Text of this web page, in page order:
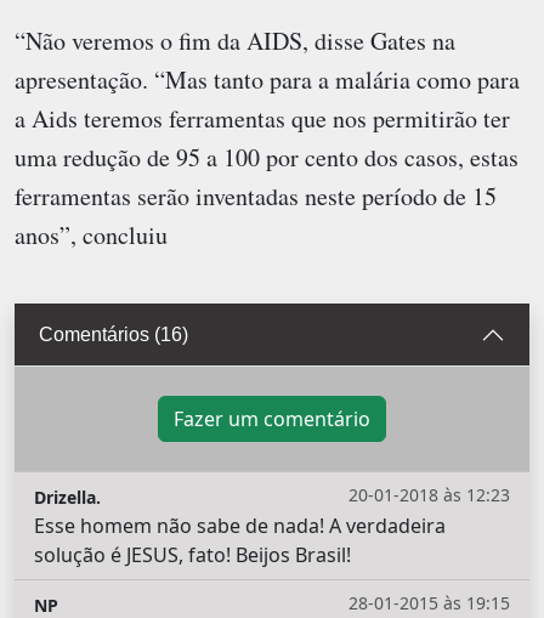
“Não veremos o fim da AIDS, disse Gates na
apresentação. “Mas tanto para a malária como para
a Aids teremos ferramentas que nos permitirão ter
uma redução de 95 a 100 por cento dos casos, estas
ferramentas serão inventadas neste período de 15
anos”, concluiu
Comentários (16)
Fazer um comentário
20-01-2018 às 12:23
Drizella.
Esse homem não sabe de nada! A verdadeira
solução é JESUS, fato! Beijos Brasil!
28-01-2015 às 19:15
NP